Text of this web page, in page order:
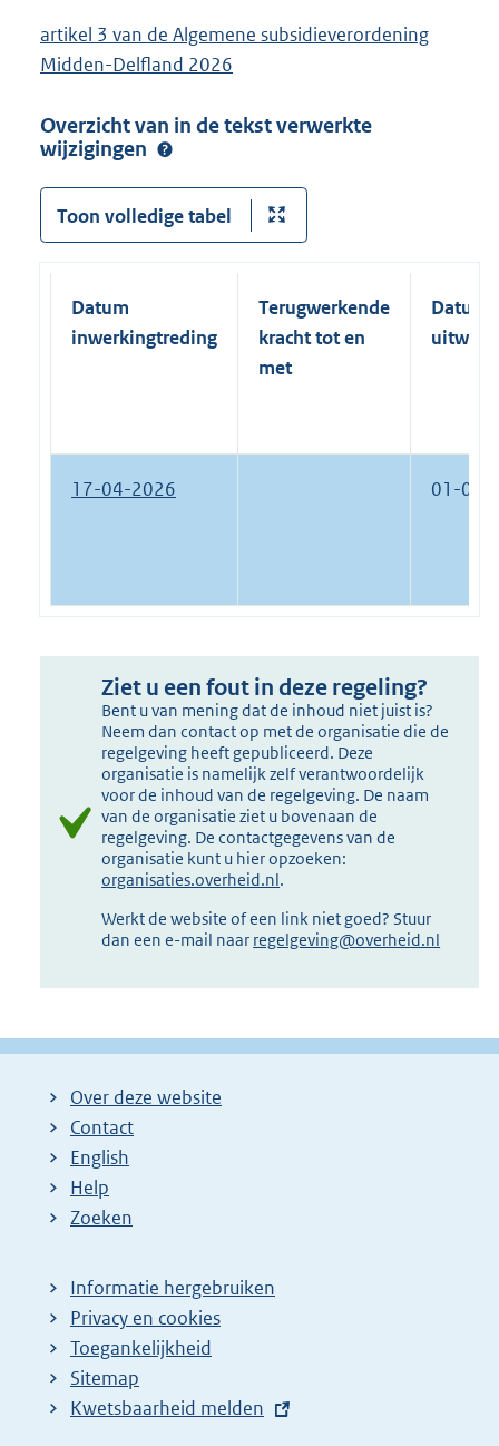
artikel 3 van de Algemene subsidieverordening
Midden-Delfland 2026
Overzicht van in de tekst verwerkte
wijzigingen
Toon volledige tabel
Datum
inwerkingtreding
Terugwerkende
kracht tot en
met
Datum
17-04-2026 01-07-
Ziet u een fout in deze regeling?
Bent u van mening dat de inhoud niet juist is?
Neem dan contact op met de organisatie die de
regelgeving heeft gepubliceerd. Deze
organisatie is namelijk zelf verantwoordelijk
voor de inhoud van de regelgeving. De naam
van de organisatie ziet u bovenaan de
regelgeving. De contactgegevens van de
organisatie kunt u hier opzoeken:
organisaties.overheid.nl.
Werkt de website of een link niet goed? Stuur
dan een e-mail naar regelgeving@overheid.nl
Over deze website
Contact
English
Help
Zoeken
Informatie hergebruiken
Privacy en cookies
Toegankelijkheid
Sitemap
E
Kwetsbaarheid melden